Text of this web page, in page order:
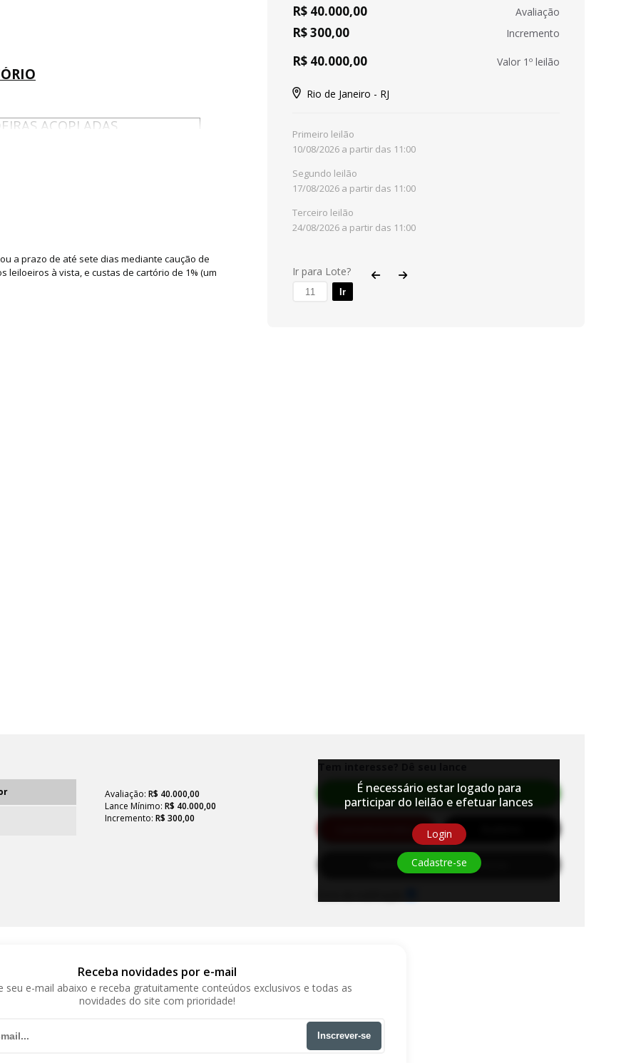
ACOPLADAS
a prazo de até sete dias mediante caução de
leiloeiros à vista, e custas de cartório de 1% (um
R$ 40.000,00 Avaliação
R$ 300,00 Incremento
R$ 40.000,00 Valor 1º leilão
Rio de Janeiro - RJ
Primeiro leilão
10/08/2026 a partir das 11:00
Segundo leilão
17/08/2026 a partir das 11:00
Terceiro leilão
24/08/2026 a partir das 11:00
Ir para Lote?
Ir
Avaliação: R$ 40.000,00
Lance Mínimo: R$ 40.000,00
Incremento: R$ 300,00
Efetuar Lance
Automático
Habilite-se para efetuar lances
É necessário estar logado para
participar do leilão e efetuar lances
Login
Cadastre-se
Receba novidades por e-mail
seu e-mail abaixo e receba gratuitamente conteúdos exclusivos e todas as
novidades do site com prioridade!
Inscrever-se